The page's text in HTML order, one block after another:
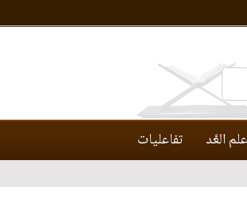
علم العَّد تفاعليات